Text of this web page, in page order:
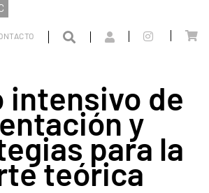
COMUNIDAD VALENCIANA
PRIMARIA
ORIENTACIÓN Y ESTRATEGIAS PARA LA PARTE
intensivo de
y
para la
teórica